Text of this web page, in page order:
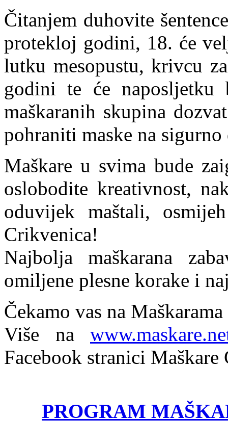
Čitanjem duhovite
protekloj godini, 18. će
lutku mesopustu, krivcu
godini te će
maškaranih skupina
pohraniti maske na
Maškare u svima bude
oslobodite kreativnost,
oduvijek maštali,
Crikvenica!
Najbolja maškarana
omiljene plesne korake i
Čekamo vas na
Više na
Facebook stranici Maškare
PROGRAM